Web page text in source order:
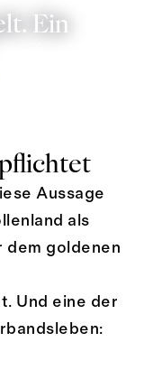
Ein
Aussage
als
dem goldenen
Und eine der